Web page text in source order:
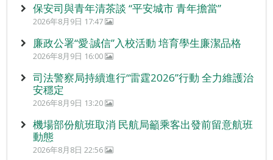
保安司與青年清茶談 “平安城市 青年擔當”
2026年8月9日 17:47
廉政公署“愛‧誠信”入校活動 培育學生廉潔品格
2026年8月9日 16:00
司法警察局持續進行“雷霆2026”行動 全力維護治
安穩定
2026年8月9日 13:20
機場部份航班取消 民航局籲乘客出發前留意航班
動態
2026年8月8日 22:56